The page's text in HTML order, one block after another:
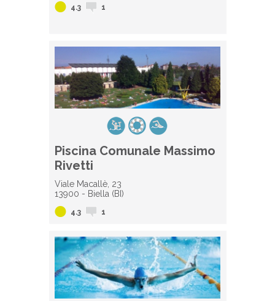
4.3 1
Piscina Comunale Massimo
Rivetti
Viale Macallè, 23
13900 - Biella (BI)
4.3 1